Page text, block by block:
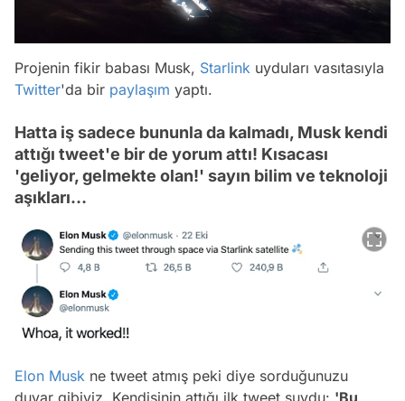
Projenin fikir babası Musk, Starlink uyduları vasıtasıyla
Twitter'da bir paylaşım yaptı.
Hatta iş sadece bununla da kalmadı, Musk kendi
attığı tweet'e bir de yorum attı! Kısacası
'geliyor, gelmekte olan!' sayın bilim ve teknoloji
aşıkları…
Elon Musk ne tweet atmış peki diye sorduğunuzu